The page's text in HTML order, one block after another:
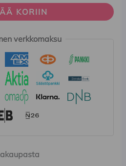
KORIIN
verkkomaksu